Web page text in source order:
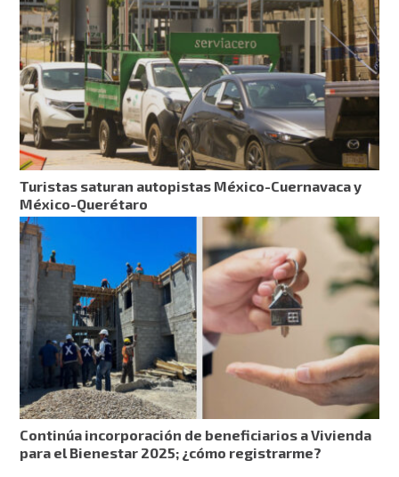
Turistas saturan autopistas México-Cuernavaca y
México-Querétaro
Continúa incorporación de beneficiarios a Vivienda
para el Bienestar 2025; ¿cómo registrarme?